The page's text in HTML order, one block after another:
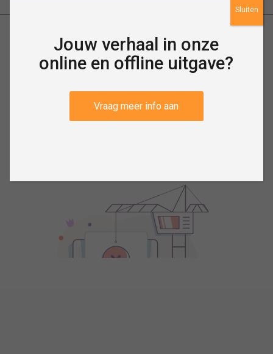
Trots op De Briellaerd (Special
Jouw verhaal in onze
online en offline uitgave?
Vraag meer info aan
Sluiten